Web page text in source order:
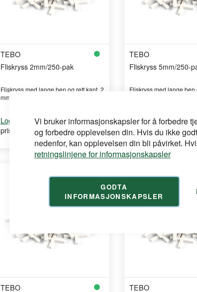
Vi bruker informasjonskapsler for å forbedre
og forbedre opplevelsen din. Hvis du ikke
nedenfor, kan opplevelsen din bli påvirket.
retningslinjene for informasjonskapsler
GODTA
INFORMASJONSKAPSLER
TEBO
Fliskryss 2mm/250-pak
Fliskryss med lange ben og rett kant, 2
mm fugebred ...
Logg inn
for å se din
pris
TEBO
Fliskryss 5mm/250-
Fliskryss med lange ben
Logg inn for å se din
pris
TEBO TEBO